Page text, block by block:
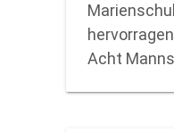
Acht